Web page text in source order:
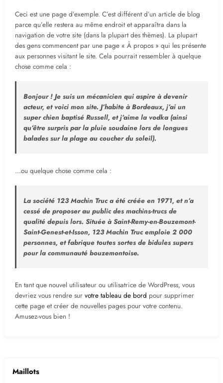
Ceci est une page d’exemple. C’est différent d’un article de blog
parce qu’elle restera au même endroit et apparaîtra dans la
navigation de votre site (dans la plupart des thèmes). La plupart
des gens commencent par une page « À propos » qui les présente
aux personnes visitant le site. Cela pourrait ressembler à quelque
chose comme cela :
Bonjour ! Je suis un mécanicien qui aspire à devenir
acteur, et voici mon site. J’habite à Bordeaux, j’ai un
super chien baptisé Russell, et j’aime la vodka (ainsi
qu’être surpris par la pluie soudaine lors de longues
balades sur la plage au coucher du soleil).
…ou quelque chose comme cela :
La société 123 Machin Truc a été créée en 1971, et n’a
cessé de proposer au public des machins-trucs de
qualité depuis lors. Située à Saint-Remy-en-Bouzemont-
Saint-Genest-et-Isson, 123 Machin Truc emploie 2 000
personnes, et fabrique toutes sortes de bidules supers
pour la communauté bouzemontoise.
En tant que nouvel utilisateur ou utilisatrice de WordPress, vous
devriez vous rendre sur votre tableau de bord pour supprimer
cette page et créer de nouvelles pages pour votre contenu.
Amusez-vous bien !
Maillots